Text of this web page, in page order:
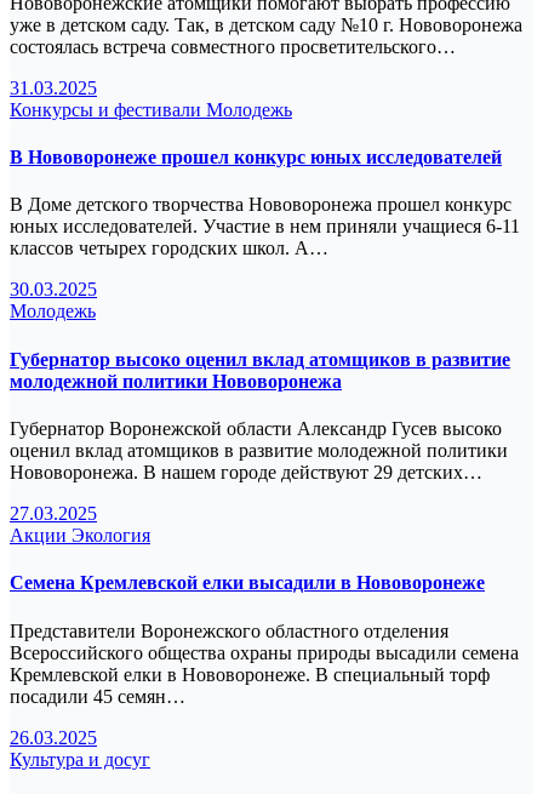
уже в детском саду. Так, в детском саду №10 г. Нововоронежа
состоялась встреча совместного просветительского…
31.03.2025
Конкурсы и фестивали Молодежь
В Нововоронеже прошел конкурс юных исследователей
В Доме детского творчества Нововоронежа прошел конкурс
юных исследователей. Участие в нем приняли учащиеся 6-11
классов четырех городских школ. А…
30.03.2025
Молодежь
Губернатор высоко оценил вклад атомщиков в развитие
молодежной политики Нововоронежа
Губернатор Воронежской области Александр Гусев высоко
оценил вклад атомщиков в развитие молодежной политики
Нововоронежа. В нашем городе действуют 29 детских…
27.03.2025
Акции Экология
Семена Кремлевской елки высадили в Нововоронеже
Представители Воронежского областного отделения
Всероссийского общества охраны природы высадили семена
Кремлевской елки в Нововоронеже. В специальный торф
посадили 45 семян…
26.03.2025
Культура и досуг